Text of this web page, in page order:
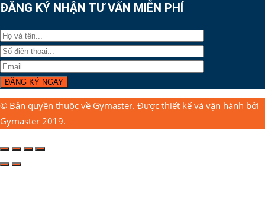
ĐĂNG KÝ NHẬN TƯ VẤN MIỄN PHÍ
© Bản quyền thuộc về Gymaster. Được thiết kế và vận hành bởi
Gymaster 2019.